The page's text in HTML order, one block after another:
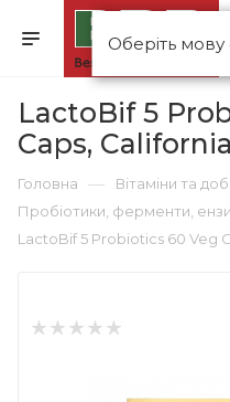
Оберіть мову
LactoBif 5
Caps,
Головна — Вітаміни та
Пробіотики, ферменти,
LactoBif 5 Probiotics 60 Veg